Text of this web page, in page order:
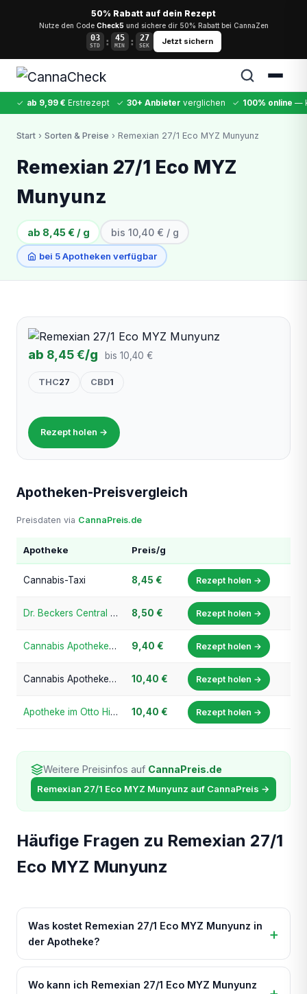
50% Rabatt auf dein Rezept
Nutze den Code Check5und sichere dir 50% Rabatt bei CannaZen
03
STD : 45
MIN : 26
SEK Jetzt sichern
✓ ab 9,99 € Erstrezept ✓ 30+ Anbieter verglichen ✓ 100% online —
Cannabis MDMA Kokain Ketamin LSD CannaZen
Start › Sorten & Preise › Remexian 27/1 Eco MYZ Munyunz
Remexian 27/1 Eco MYZ
Munyunz
ab 8,45 € / g bis 10,40 € / g
bei 5 Apotheken verfügbar
ab 8,45 €/g bis 10,40 €
THC27 CBD1
Rezept holen →
Apotheken-Preisvergleich
Preisdaten via CannaPreis.de
Apotheke Preis/g
Cannabis-Taxi 8,45 € Rezept holen →
Dr. Beckers Central Apotheke 8,50 € Rezept holen →
Cannabis Apotheke Bayern 9,40 € Rezept holen →
Cannabis Apotheke Frankfurt 10,40 € Rezept holen →
Apotheke im Otto Hirsch Center 10,40 € Rezept holen →
Weitere Preisinfos auf CannaPreis.de
Remexian 27/1 Eco MYZ Munyunz auf CannaPreis →
Häufige Fragen zu Remexian 27/1
Eco MYZ Munyunz
Was kostet Remexian 27/1 Eco MYZ Munyunz in
der Apotheke?
Wo kann ich Remexian 27/1 Eco MYZ Munyunz